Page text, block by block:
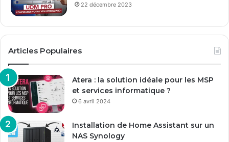
22 décembre 2023
Articles Populaires
Atera : la solution idéale pour les MSP
et services informatique ?
6 avril 2024
Installation de Home Assistant sur un
NAS Synology